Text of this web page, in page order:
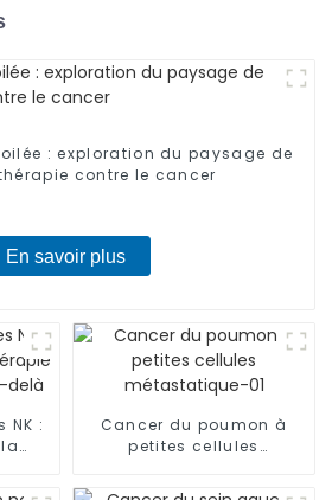
: exploration du paysage de
contre le cancer
En savoir plus
NK :
Cancer du poumon à
petites cellules